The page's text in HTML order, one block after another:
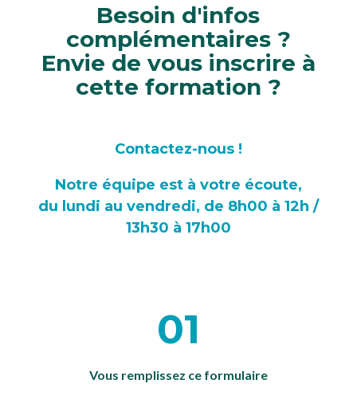
Besoin d'infos
complémentaires ?
Envie de vous inscrire à
cette formation ?
Contactez-nous !
Notre équipe est à votre écoute,
du lundi au vendredi, de 8h00 à 12h /
13h30 à 17h00
01
Vous remplissez ce formulaire